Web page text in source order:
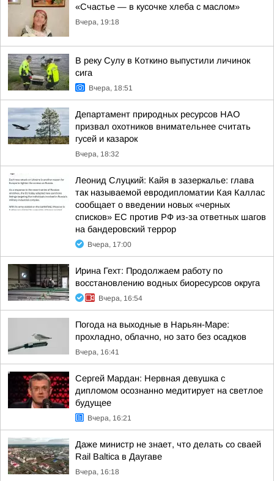
«Счастье — в кусочке хлеба с маслом»
Вчера, 19:18
В реку Сулу в Коткино выпустили личинок
сига
Вчера, 18:51
Департамент природных ресурсов НАО
призвал охотников внимательнее считать
гусей и казарок
Вчера, 18:32
Леонид Слуцкий: Кайя в зазеркалье: глава
так называемой евродипломатии Кая Каллас
сообщает о введении новых «черных
списков» ЕС против РФ из-за ответных шагов
на бандеровский террор
Вчера, 17:00
Ирина Гехт: Продолжаем работу по
восстановлению водных биоресурсов округа
Вчера, 16:54
Погода на выходные в Нарьян-Маре:
прохладно, облачно, но зато без осадков
Вчера, 16:41
Сергей Мардан: Нервная девушка с
дипломом осознанно медитирует на светлое
будущее
Вчера, 16:21
Даже министр не знает, что делать со сваей
Rail Baltica в Даугаве
Вчера, 16:18